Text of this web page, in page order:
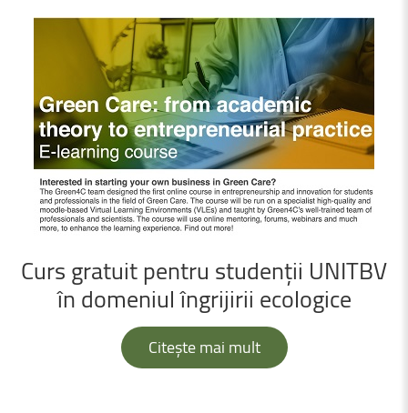
Curs gratuitpentru studenții UNITBV
în domeniulîngrijirii ecologice
Citește mai mult